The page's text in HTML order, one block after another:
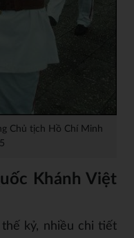
Chủ tịch Hồ Chí Minh
Khánh Việt
thế kỷ, nhiều chi tiết